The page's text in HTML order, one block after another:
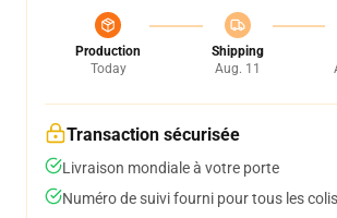
Production
Today
Shipping
Aug. 11
Transaction sécurisée
Livraison mondiale à votre porte
Numéro de suivi fourni pour tous les colis